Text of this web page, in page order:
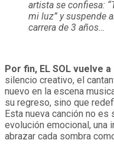
artista se confiesa:
mi luz” y suspende
carrera de 3 años…
Por fin, EL SOL vuelve
silencio creativo, el
nuevo en la escena
su regreso, sino que
Esta nueva canción no
evolución emocional, una
abrazar cada sombra